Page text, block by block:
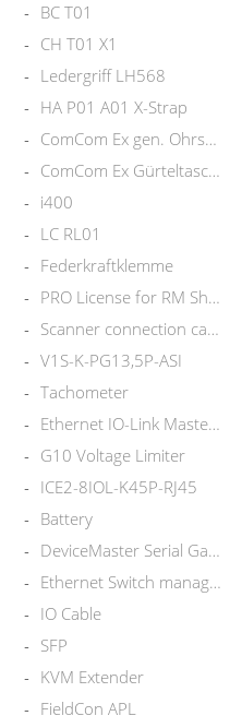
BC T01
CH T01 X1
Ledergriff LH568
HA P01 A01 X-Strap
ComCom Ex gen. Ohrschalen
ComCom Ex Gürteltasche
i400
LC RL01
Federkraftklemme
PRO License for RM Shell 5.x
Scanner connection cable
V1S-K-PG13,5P-ASI
Tachometer
Ethernet IO-Link Master, S2
G10 Voltage Limiter
ICE2-8IOL-K45P-RJ45
Battery
DeviceMaster Serial Gateway
Ethernet Switch managed
IO Cable
SFP
KVM Extender
FieldCon APL